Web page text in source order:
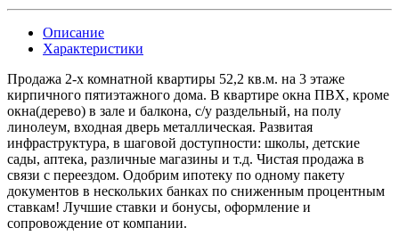
Описание
Характеристики
Продажа 2-х комнатной квартиры 52,2 кв.м. на 3 этаже
кирпичного пятиэтажного дома. В квартире окна ПВХ, кроме
окна(дерево) в зале и балкона, с/у раздельный, на полу
линолеум, входная дверь металлическая. Развитая
инфраструктура, в шаговой доступности: школы, детские
сады, аптека, различные магазины и т.д. Чистая продажа в
связи с переездом. Одобрим ипотеку по одному пакету
документов в нескольких банках по сниженным процентным
ставкам! Лучшие ставки и бонусы, оформление и
сопровождение от компании.